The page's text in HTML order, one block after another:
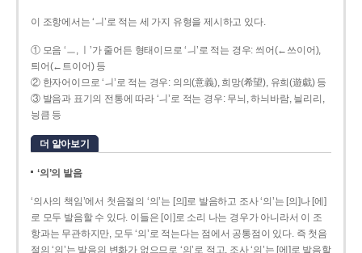
이 조항에서는 ‘ㅢ’로 적는 세 가지 유형을 제시하고 있다.
① 모음 ‘ㅡ, ㅣ’가 줄어든 형태이므로 ‘ㅢ’로 적는 경우: 씌어(←쓰이어),
틔어(←트이어) 등
② 한자어이므로 ‘ㅢ’로 적는 경우: 의의(意義), 희망(希望), 유희(遊戱) 등
③ 발음과 표기의 전통에 따라 ‘ㅢ’로 적는 경우: 무늬, 하늬바람, 늴리리,
닁큼 등
더 알아보기
‘의’의 발음
‘의사의 책임’에서 첫음절의 ‘의’는 [의]로 발음하고 조사 ‘의’는 [의]나 [에]
로 모두 발음할 수 있다. 이들은 [이]로 소리 나는 경우가 아니라서 이 조
항과는 무관하지만, 모두 ‘의’로 적는다는 점에서 공통점이 있다. 즉 첫음
절의 ‘의’는 발음의 변화가 없으므로 ‘의’로 적고, 조사 ‘의’는 [에]로 발음할